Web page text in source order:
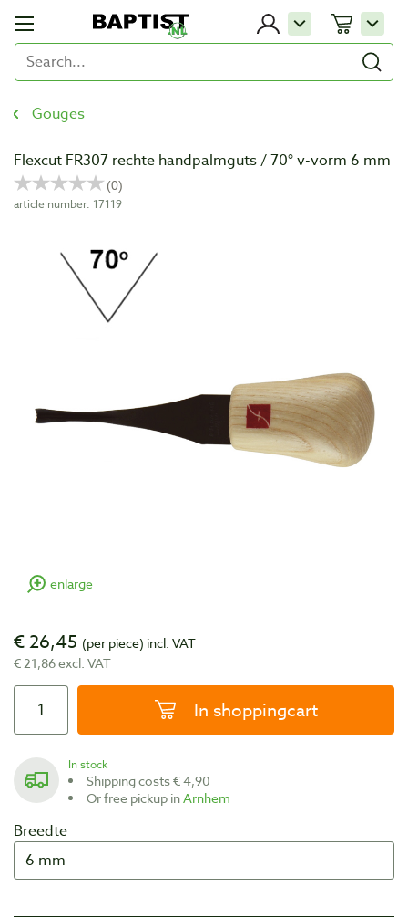
Gouges
Flexcut FR307 rechte handpalmguts / 70° v-vorm 6 mm
article number: 17119
enlarge
€ 26,45 (per piece) incl. VAT
€ 21,86 excl. VAT
In shoppingcart
In stock
Shipping costs € 4,90
Or free pickup inArnhem
Breedte